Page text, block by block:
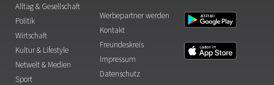
Alltag & Gesellschaft
Politik
Wirtschaft
Kultur & Lifestyle
Netwelt & Medien
Sport
Werbepartner werden
Kontakt
Freundeskreis
Impressum
Datenschutz